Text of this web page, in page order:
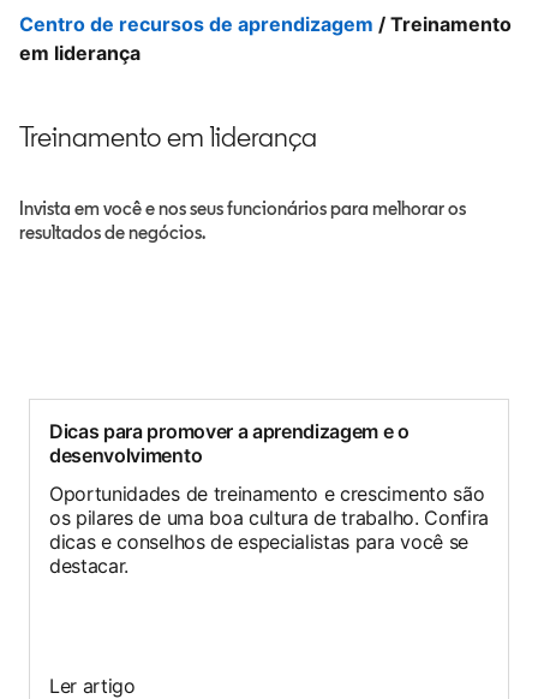
Centro de recursos de aprendizagem / Treinamento
em liderança
Treinamento em liderança
Invista em você e nos seus funcionários para melhorar os
resultados de negócios.
Dicas para promover a aprendizagem e o
desenvolvimento
Oportunidades de treinamento e crescimento são
os pilares de uma boa cultura de trabalho. Confira
dicas e conselhos de especialistas para você se
destacar.
Ler artigo